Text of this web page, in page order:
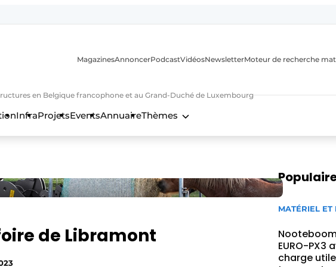
en Belgique francophone et au Grand-Duché de Luxembourg
MagazinesAnnoncerPodcastVidéosNewsletterMoteur de recherche
InfraProjetsEventsAnnuaireThèmes
de Libramont
MATÉRIEL ET
EURO-PX3
charge